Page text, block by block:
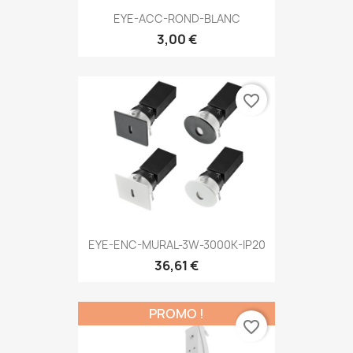
EYE-ACC-ROND-BLANC
3,00 €
EYE-ENC-MURAL-3W-3000K-IP20
36,61 €
favorite_border
PROMO !
favorite_border